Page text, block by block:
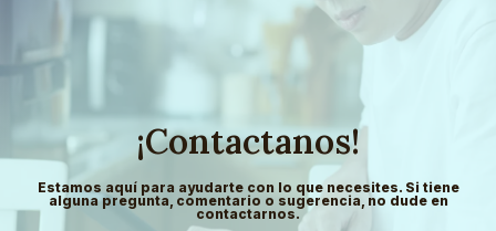
¡Contactanos!
Estamos aquí para ayudarte con lo que necesites. Si tiene
alguna pregunta, comentario o sugerencia, no dude en
contactarnos.